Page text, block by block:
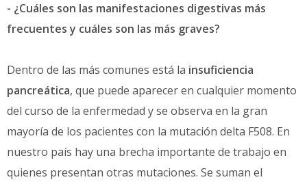
- ¿Cuáles son las manifestaciones digestivas más
frecuentes y cuáles son las más graves?
Dentro de las más comunes está la insuficiencia
pancreática, que puede aparecer en cualquier momento
del curso de la enfermedad y se observa en la gran
mayoría de los pacientes con la mutación delta F508. En
nuestro país hay una brecha importante de trabajo en
quienes presentan otras mutaciones. Se suman el